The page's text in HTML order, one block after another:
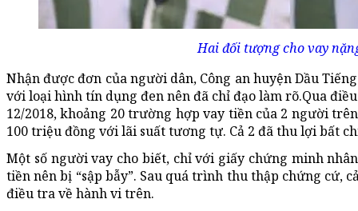
Hai đối tượng cho vay
Nhận được đơn của người dân, Công an huyện Dầu
với loại hình tín dụng đen nên đã chỉ đạo làm rõ.Qua
12/2018, khoảng 20 trường hợp vay tiền của 2 người
100 triệu đồng với lãi suất tương tự. Cả 2 đã thu lợi bất
Một số người vay cho biết, chỉ với giấy chứng minh
tiền nên bị “sập bẫy”. Sau quá trình thu thập chứng cứ,
điều tra về hành vi trên.